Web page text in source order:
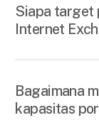
langsung
lebih pendek,
Siapa target
Internet
provider,
yang
Bagaimana
kapasitas